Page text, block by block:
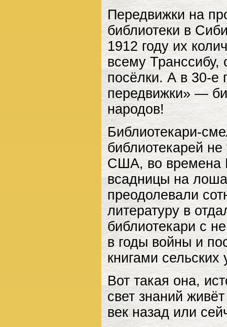
Передвижки на
библиотеки в
1912 году их
всему Транссибу,
посёлки. А в 30-е
передвижки» —
народов!
Библиотекари-
библиотекарей
США, во времена
всадницы на
преодолевали
литературу в
библиотекари с
в годы войны и
книгами
Вот такая она,
свет знаний
век назад или